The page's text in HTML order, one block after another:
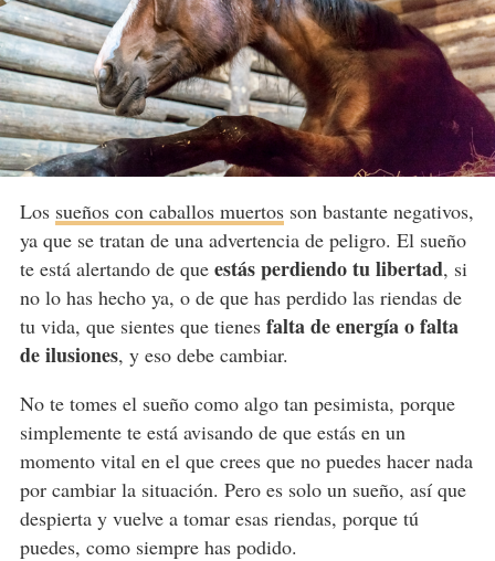
Los sueños con caballos muertosson bastante negativos,
ya que se tratan de una advertencia de peligro. El sueño
te está alertando de que estás perdiendo tu libertad, si
no lo has hecho ya, o de que has perdido las riendas de
tu vida, que sientes que tienes falta de energía o falta
de ilusiones, y eso debe cambiar.
No te tomes el sueño como algo tan pesimista, porque
simplemente te está avisando de que estás en un
momento vital en el que crees que no puedes hacer nada
por cambiar la situación. Pero es solo un sueño, así que
despierta y vuelve a tomar esas riendas, porque tú
puedes, como siempre has podido.